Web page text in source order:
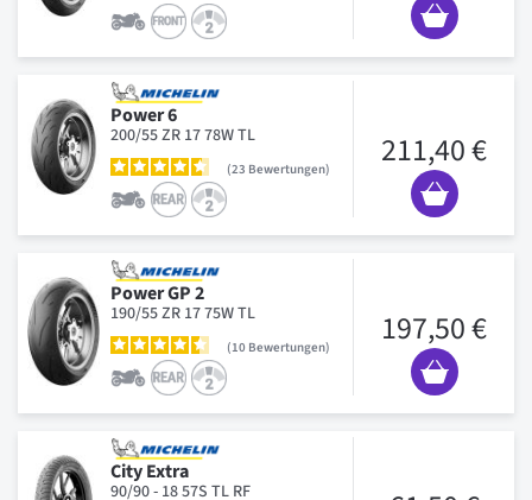
Power 6
200/55 ZR 17 78W TL
23 Bewertungen 211,40 €
Power GP 2
190/55 ZR 17 75W TL
10 Bewertungen 197,50 €
City Extra
90/90 - 18 57S TL RF